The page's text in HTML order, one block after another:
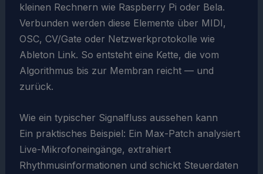
kleinen Rechnern wie Raspberry Pi oder Bela.
Verbunden werden diese Elemente über MIDI,
OSC, CV/Gate oder Netzwerkprotokolle wie
Ableton Link. So entsteht eine Kette, die vom
Algorithmus bis zur Membran reicht — und
zurück.
Wie ein typischer Signalfluss aussehen kann
Ein praktisches Beispiel: Ein Max-Patch analysiert
Live-Mikrofoneingänge, extrahiert
Rhythmusinformationen und schickt Steuerdaten